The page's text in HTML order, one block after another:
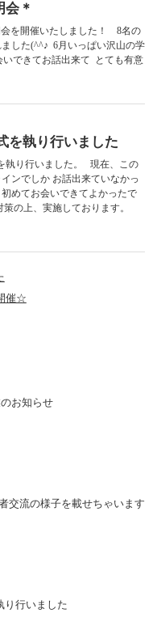
会＊
を開催いたしました！ 8名の
した(^^♪ 6月いっぱい沢山の学
いできてお話出来て とても有意
執り行いました
執り行いました。 現在、この
ンでしか お話出来ていなかっ
めてお会いできてよかったで
の上、実施しております。
催☆
お知らせ
交流の様子を載せちゃいます
行いました